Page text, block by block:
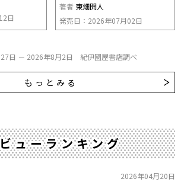
日
著者 東畑開人
発売日：2026年07月02日
日 － 2026年8月2日 紀伊國屋書店調べ
もっとみる
ューランキング
2026年04月20日